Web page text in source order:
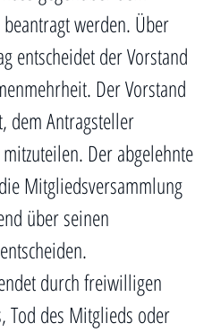
werden. Über
entscheidet der Vorstand
Der Vorstand
dem Antragsteller
Der abgelehnte
Mitgliedsversammlung
über seinen
durch freiwilligen
Tod des Mitglieds oder